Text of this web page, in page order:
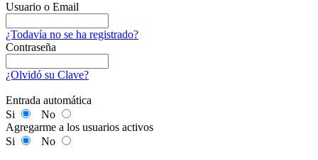
Usuario o Email
¿Todavía no se ha registrado?
Contraseña
¿Olvidó su Clave?
Entrada automática
Si
No
Agregarme a los usuarios activos
Si
No